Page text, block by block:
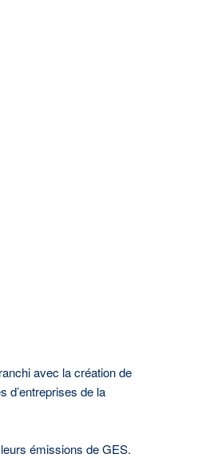
avec la création de
d’entreprises de la
émissions de GES.